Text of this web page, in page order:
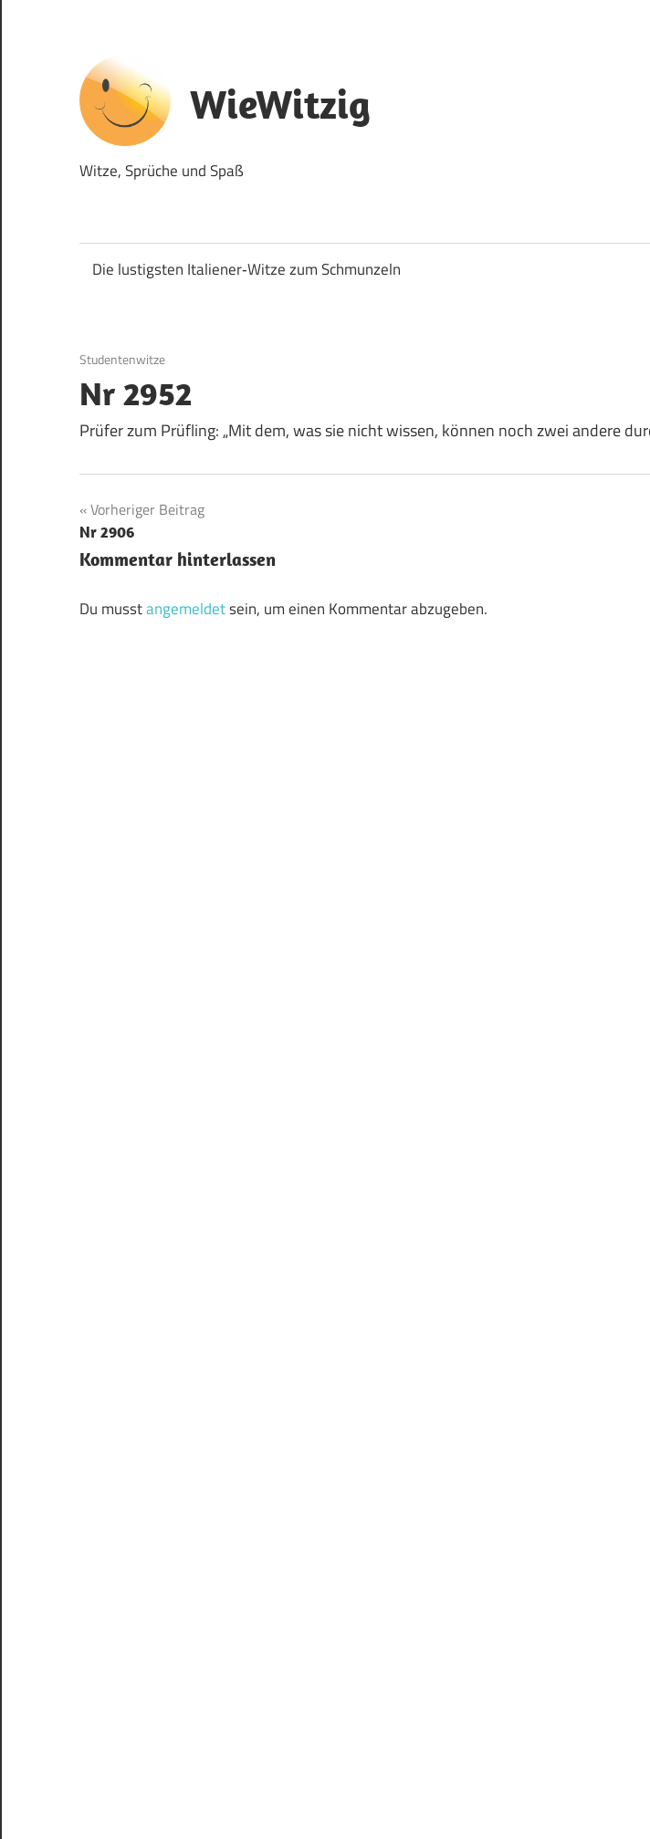
springen
WieWitzig
Witze, Sprüche und Spaß
Die lustigsten Italiener‑Witze zum Schmunzeln
9. September 2017
Studentenwitze
Nr 2952
Prüfer zum Prüfling: „Mit dem, was sie nicht wissen, können noch zwei andere
Beitragsnavigation
Vorheriger Beitrag
Nr 2906
Kommentar hinterlassen
Du musstangemeldetsein, um einen Kommentar abzugeben.